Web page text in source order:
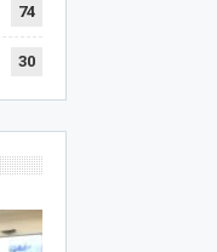
74
30